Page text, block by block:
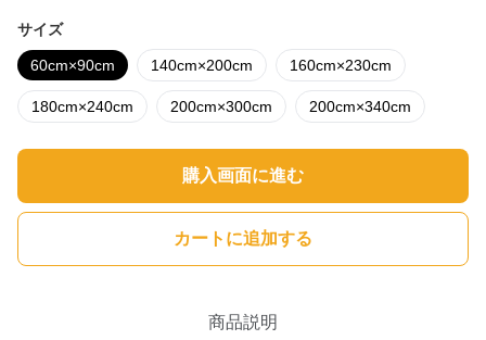
サイズ
60cm×90cm 140cm×200cm 160cm×230cm
180cm×240cm 200cm×300cm 200cm×340cm
購入画面に進む
カートに追加する
商品説明